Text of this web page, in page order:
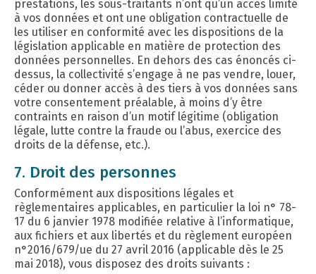
prestations, les sous-traitants n’ont qu’un accès limité
à vos données et ont une obligation contractuelle de
les utiliser en conformité avec les dispositions de la
législation applicable en matière de protection des
données personnelles. En dehors des cas énoncés ci-
dessus, la collectivité s’engage à ne pas vendre, louer,
céder ou donner accès à des tiers à vos données sans
votre consentement préalable, à moins d’y être
contraints en raison d’un motif légitime (obligation
légale, lutte contre la fraude ou l’abus, exercice des
droits de la défense, etc.).
7. Droit des personnes
Conformément aux dispositions légales et
règlementaires applicables, en particulier la loi n° 78-
17 du 6 janvier 1978 modifiée relative à l’informatique,
aux fichiers et aux libertés et du règlement européen
n°2016/679/ue du 27 avril 2016 (applicable dès le 25
mai 2018), vous disposez des droits suivants :